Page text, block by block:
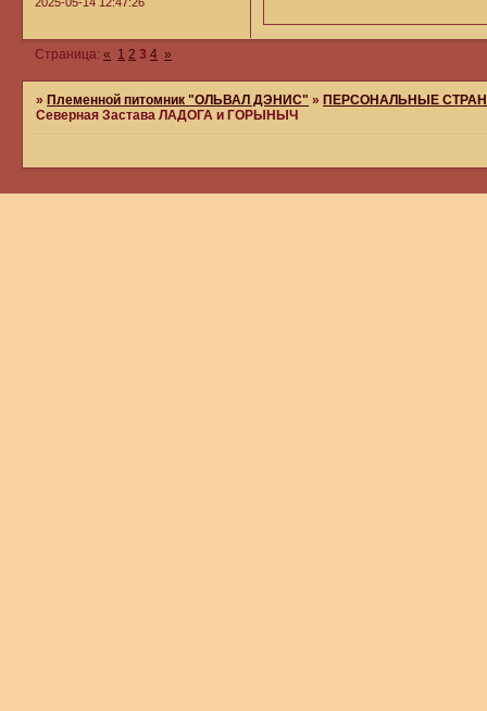
Страница:« 1 2 3 4 »
» Племенной питомник "ОЛЬВАЛ ДЭНИС" » ПЕРСОНАЛЬНЫЕ
Северная Застава ЛАДОГА и ГОРЫНЫЧ